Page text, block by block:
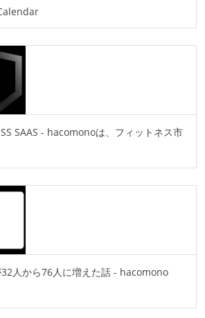
SAAS - hacomonoは、フィットネス市
人から76人に増えた話 - hacomono